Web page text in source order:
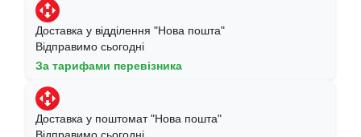
Доставка у відділення "Нова пошта"
Відправимо сьогодні
За тарифами перевізника
Доставка у поштомат "Нова пошта"